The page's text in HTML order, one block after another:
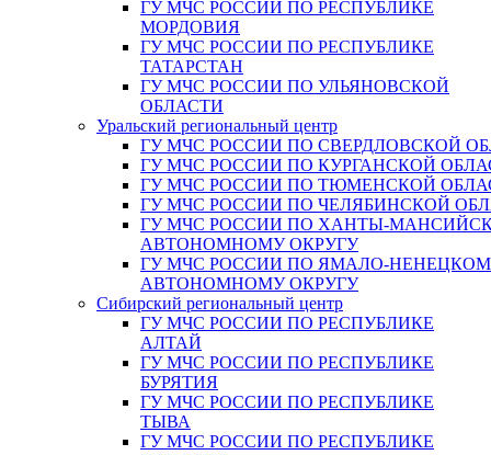
ГУ МЧС РОССИИ ПО РЕСПУБЛИКЕ
МОРДОВИЯ
ГУ МЧС РОССИИ ПО РЕСПУБЛИКЕ
ТАТАРСТАН
ГУ МЧС РОССИИ ПО УЛЬЯНОВСКОЙ
ОБЛАСТИ
Уральский региональный центр
ГУ МЧС РОССИИ ПО СВЕРДЛОВСКОЙ
ГУ МЧС РОССИИ ПО КУРГАНСКОЙ
ГУ МЧС РОССИИ ПО ТЮМЕНСКОЙ
ГУ МЧС РОССИИ ПО ЧЕЛЯБИНСКОЙ
ГУ МЧС РОССИИ ПО ХАНТЫ-
АВТОНОМНОМУ ОКРУГУ
ГУ МЧС РОССИИ ПО ЯМАЛО-
АВТОНОМНОМУ ОКРУГУ
Сибирский региональный центр
ГУ МЧС РОССИИ ПО РЕСПУБЛИКЕ
АЛТАЙ
ГУ МЧС РОССИИ ПО РЕСПУБЛИКЕ
БУРЯТИЯ
ГУ МЧС РОССИИ ПО РЕСПУБЛИКЕ
ТЫВА
ГУ МЧС РОССИИ ПО РЕСПУБЛИКЕ